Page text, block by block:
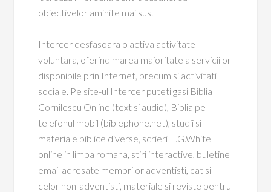
obiectivelor aminite mai sus.
Intercer desfasoara o activa activitate
voluntara, oferind marea majoritate a serviciilor
disponibile prin Internet, precum si activitati
sociale. Pe site-ul Intercer puteti gasi Biblia
Cornilescu Online (text si audio), Biblia pe
telefonul mobil (biblephone.net), studii si
materiale biblice diverse, scrieri E.G.White
online in limba romana, stiri interactive, buletine
email adresate membrilor adventisti, cat si
celor non-adventisti, materiale si reviste pentru